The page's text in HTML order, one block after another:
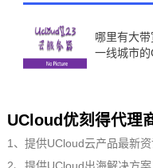
哪里有大
一线城市
UCloud优刻得代理
1、提供UCloud云产品最新资